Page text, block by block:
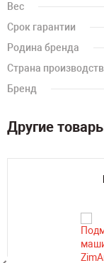
Вес
Срок гарантии
Родина бренда
Страна
Бренд
Другие